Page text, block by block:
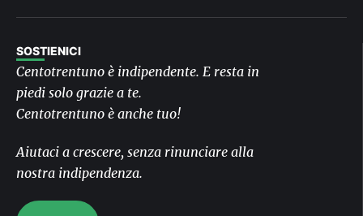
SOSTIENICI
Centotrentuno è indipendente. E resta in
piedi solo grazie a te.
Centotrentuno è anche tuo!
Aiutaci a crescere, senza rinunciare alla
nostra indipendenza.